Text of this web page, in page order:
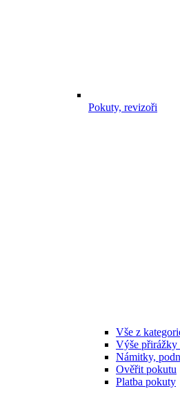
Pokuty, revizoři
Vše z
Výše přirážky
Námitky,
Ověřit pokutu
Platba pokuty